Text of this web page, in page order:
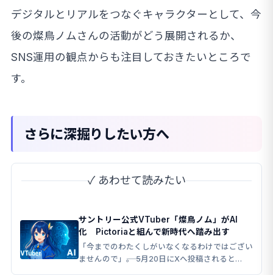
デジタルとリアルをつなぐキャラクターとして、今
後の燦鳥ノムさんの活動がどう展開されるか、
SNS運用の観点からも注目しておきたいところで
す。
さらに深掘りしたい方へ
✓ あわせて読みたい
サントリー公式VTuber「燦鳥ノム」がAI
化 Pictoriaと組んで新時代へ踏み出す
「今までのわたくしがいなくなるわけではござい
ませんので」――。 5月20日にXへ投稿されると